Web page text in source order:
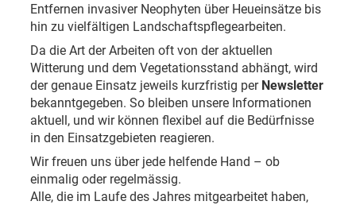
Entfernen invasiver Neophyten über Heueinsätze bis
hin zu vielfältigen Landschaftspflegearbeiten.
Da die Art der Arbeiten oft von der aktuellen
Witterung und dem Vegetationsstand abhängt, wird
der genaue Einsatz jeweils kurzfristig per Newsletter
bekanntgegeben. So bleiben unsere Informationen
aktuell, und wir können flexibel auf die Bedürfnisse
in den Einsatzgebieten reagieren.
Wir freuen uns über jede helfende Hand – ob
einmalig oder regelmässig.
Alle, die im Laufe des Jahres mitgearbeitet haben,